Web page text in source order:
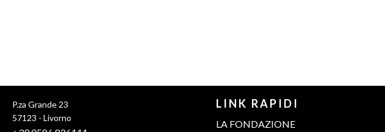
P.za Grande 23
57123 - Livorno
LINK RAPIDI
LA FONDAZIONE